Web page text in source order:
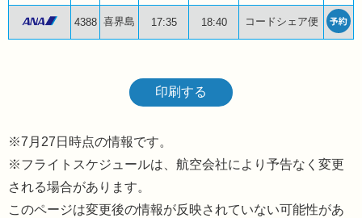
4388 喜界島 17:35 18:40 コードシェア便
印刷する
7月27日時点の情報です。
※フライトスケジュールは、航空会社により予告なく変更
される場合があります。
このページは変更後の情報が反映されていない可能性があ